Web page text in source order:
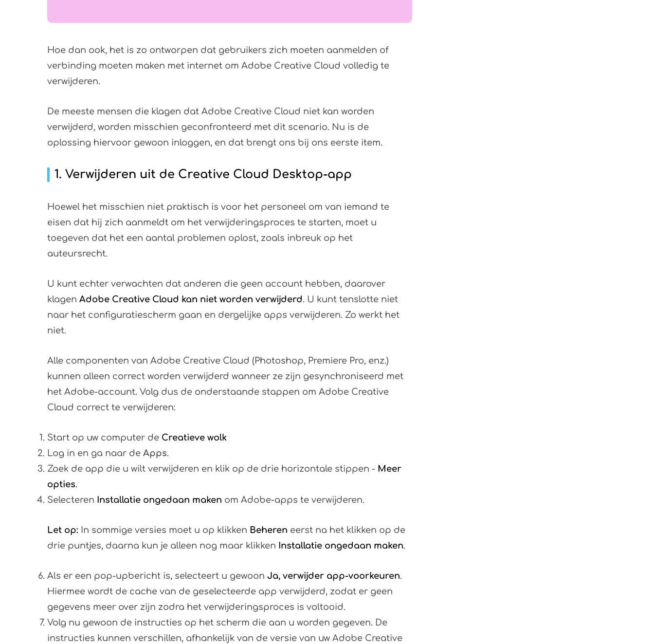
Hoe dan ook, het is zo ontworpen dat gebruikers zich moeten aanmelden of
verbinding moeten maken met internet om Adobe Creative Cloud volledig te
verwijderen.
De meeste mensen die klagen dat Adobe Creative Cloud niet kan worden
verwijderd, worden misschien geconfronteerd met dit scenario. Nu is de
oplossing hiervoor gewoon inloggen, en dat brengt ons bij ons eerste item.
1. Verwijderen uit de Creative Cloud Desktop-app
Hoewel het misschien niet praktisch is voor het personeel om van iemand te
eisen dat hij zich aanmeldt om het verwijderingsproces te starten, moet u
toegeven dat het een aantal problemen oplost, zoals inbreuk op het
auteursrecht.
U kunt echter verwachten dat anderen die geen account hebben, daarover
klagen Adobe Creative Cloud kan niet worden verwijderd. U kunt tenslotte niet
naar het configuratiescherm gaan en dergelijke apps verwijderen. Zo werkt het
niet.
Alle componenten van Adobe Creative Cloud (Photoshop, Premiere Pro, enz.)
kunnen alleen correct worden verwijderd wanneer ze zijn gesynchroniseerd met
het Adobe-account. Volg dus de onderstaande stappen om Adobe Creative
Cloud correct te verwijderen:
Start op uw computer de Creatieve wolk
Log in en ga naar de Apps.
Zoek de app die u wilt verwijderen en klik op de drie horizontale stippen - Meer
opties.
Selecteren Installatie ongedaan maken om Adobe-apps te verwijderen.
Let op: In sommige versies moet u op klikken Beheren eerst na het klikken op de
drie puntjes, daarna kun je alleen nog maar klikken Installatie ongedaan maken.
Als er een pop-upbericht is, selecteert u gewoon Ja, verwijder app-voorkeuren.
Hiermee wordt de cache van de geselecteerde app verwijderd, zodat er geen
gegevens meer over zijn zodra het verwijderingsproces is voltooid.
Volg nu gewoon de instructies op het scherm die aan u worden gegeven. De
instructies kunnen verschillen, afhankelijk van de versie van uw Adobe Creative